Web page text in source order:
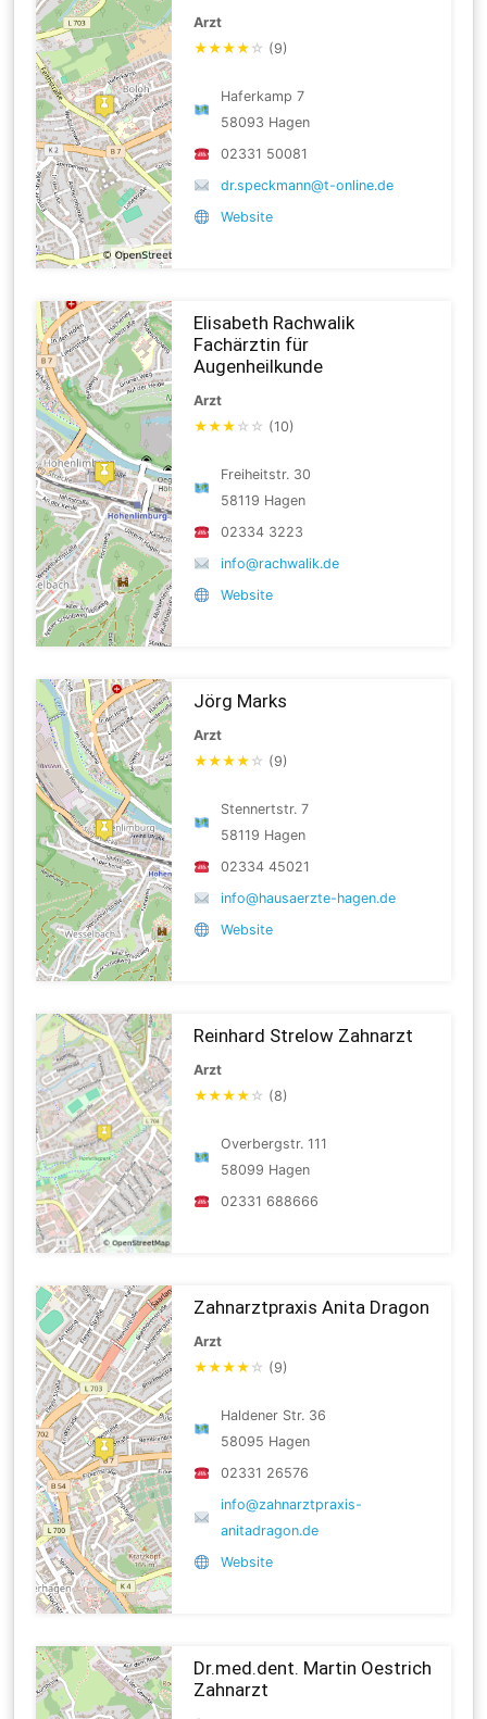
Arzt
★★★★ ☆ (9)
Haferkamp 7
58093 Hagen
02331 50081
dr.speckmann@t-online.de
Website
Elisabeth Rachwalik
Fachärztin für
Augenheilkunde
Arzt
★★★ ☆ ☆ (10)
Freiheitstr. 30
58119 Hagen
02334 3223
info@rachwalik.de
Website
Jörg Marks
Arzt
★★★★ ☆ (9)
Stennertstr. 7
58119 Hagen
02334 45021
info@hausaerzte-hagen.de
Website
Reinhard Strelow Zahnarzt
Arzt
★★★★ ☆ (8)
Overbergstr. 111
58099 Hagen
02331 688666
Zahnarztpraxis Anita Dragon
Arzt
★★★★ ☆ (9)
Haldener Str. 36
58095 Hagen
02331 26576
info@zahnarztpraxis-
anitadragon.de
Website
Dr.med.dent. Martin Oestrich
Zahnarzt